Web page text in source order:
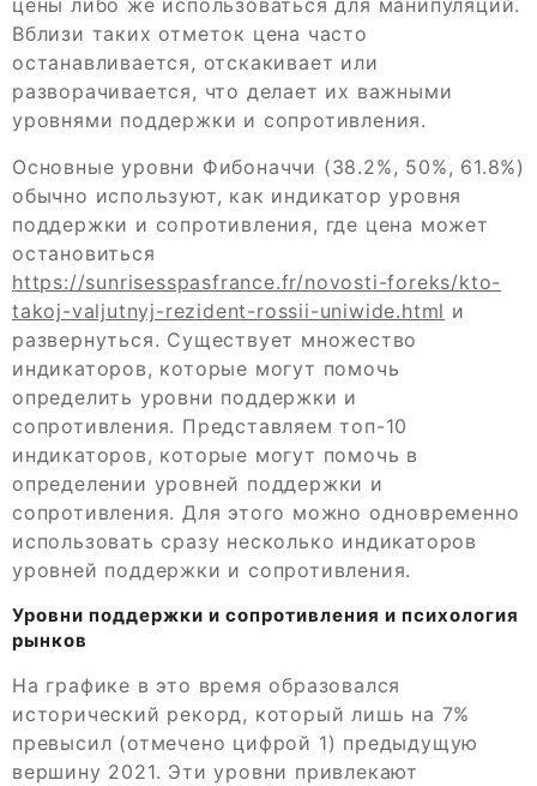
Вблизи таких отметок цена часто
останавливается, отскакивает или
разворачивается, что делает их важными
уровнями поддержки и сопротивления.
Основные уровни Фибоначчи (38.2%, 50%, 61.8%)
обычно используют, как индикатор уровня
поддержки и сопротивления, где цена может
остановиться
https://sunrisesspasfrance.fr/novosti-foreks/kto-
takoj-valjutnyj-rezident-rossii-uniwide.html и
развернуться. Существует множество
индикаторов, которые могут помочь
определить уровни поддержки и
сопротивления. Представляем топ-10
индикаторов, которые могут помочь в
определении уровней поддержки и
сопротивления. Для этого можно одновременно
использовать сразу несколько индикаторов
уровней поддержки и сопротивления.
Уровни поддержки и сопротивления и психология
рынков
На графике в это время образовался
исторический рекорд, который лишь на 7%
превысил (отмечено цифрой 1) предыдущую
вершину 2021. Эти уровни привлекают